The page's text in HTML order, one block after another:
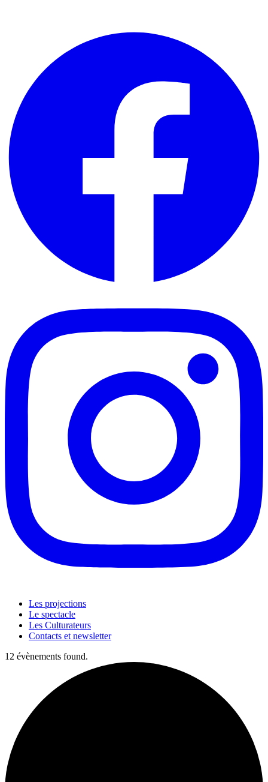
Les projections
Le spectacle
Les Culturateurs
Contacts et newsletter
12 évènements found.